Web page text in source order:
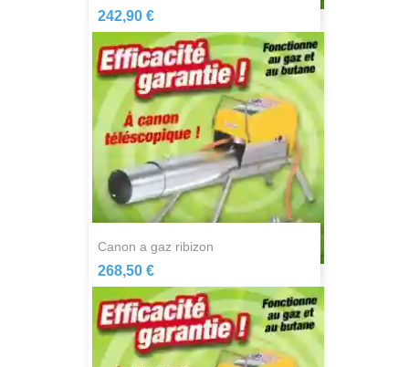
242,90 €
canon a gaz ribizon
268,50 €